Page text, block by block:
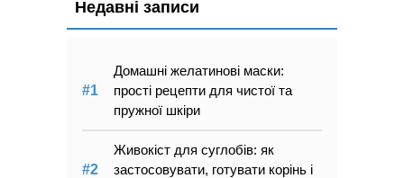
Недавні записи
Домашні желатинові маски:
прості рецепти для чистої та
пружної шкіри
Живокіст для суглобів: як
застосовувати, готувати корінь і